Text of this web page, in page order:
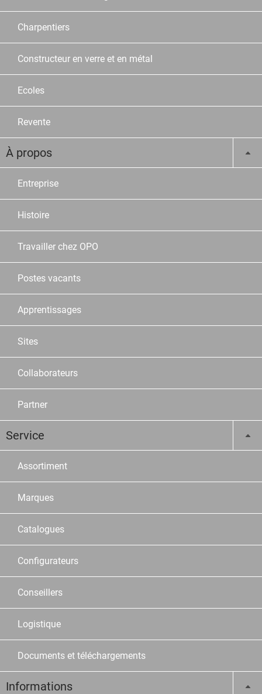
Charpentiers
Constructeur en verre et en métal
Ecoles
Revente
À propos
Entreprise
Histoire
Travailler chez OPO
Postes vacants
Apprentissages
Sites
Collaborateurs
Partner
Service
Assortiment
Marques
Catalogues
Configurateurs
Conseillers
Logistique
Documents et téléchargements
Informations